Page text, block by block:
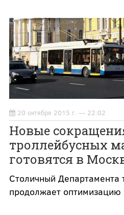
20 октября 2015 г. — 22:02
Новые
троллейбусных
готовятся в
Столичный Департамента
продолжает оптимизацию